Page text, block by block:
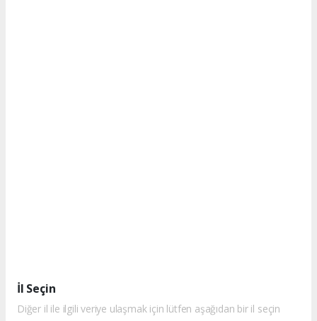
İl Seçin
Diğer il ile ilgili veriye ulaşmak için lütfen aşağıdan bir il seçin